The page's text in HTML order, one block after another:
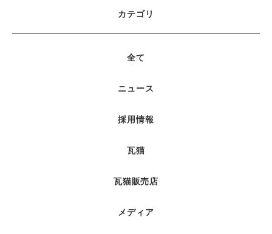
カテゴリ
全て
ニュース
採用情報
瓦猫
瓦猫販売店
メディア